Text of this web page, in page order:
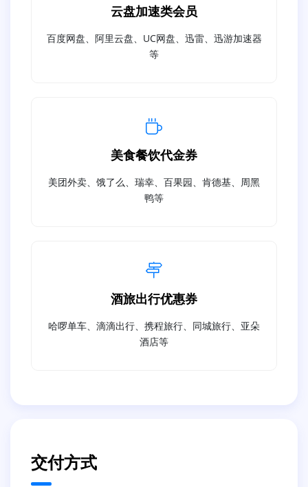
云盘加速类会员
百度网盘、阿里云盘、UC网盘、迅雷、迅游加速器
等
美食餐饮代金券
美团外卖、饿了么、瑞幸、百果园、肯德基、周黑
鸭等
酒旅出行优惠券
哈啰单车、滴滴出行、携程旅行、同城旅行、亚朵
酒店等
交付方式